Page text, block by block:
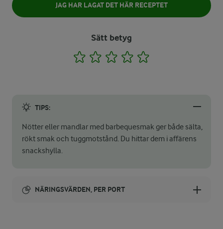
JAG HAR LAGAT DET HÄR RECEPTET
Sätt betyg
1 2 3 4
TIPS:
Nötter eller mandlar med barbequesmak ger både sälta,
rökt smak och tuggmotstånd. Du hittar dem i affärens
snackshylla.
NÄRINGSVÄRDEN, PER PORT